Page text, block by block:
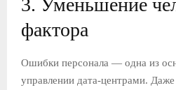
фактора
Ошибки персонала — одна из
управлении дата-центрами.